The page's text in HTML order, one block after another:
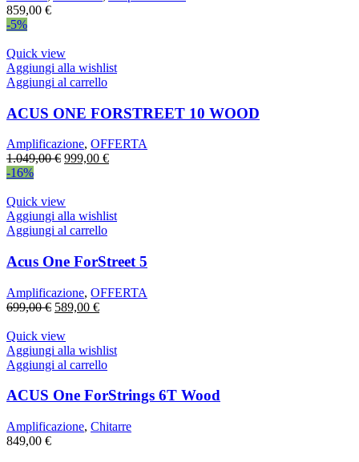
859,00 €
-5%
Quick view
Aggiungi alla wishlist
Aggiungi al carrello
ACUS ONE FORSTREET 10 WOOD
Amplificazione, OFFERTA
1.049,00€ Il
era:
1.049,00 €.
999,00 €Il
999,00 €.
-16%
Quick view
Aggiungi alla wishlist
Aggiungi al carrello
Acus One ForStreet 5
Amplificazione, OFFERTA
699,00€ Il
originale
era:
699,00 €.
589,00 €Il
è:
589,00 €.
Quick view
Aggiungi alla wishlist
Aggiungi al carrello
ACUS One ForStrings 6T Wood
Amplificazione, Chitarre
849,00 €